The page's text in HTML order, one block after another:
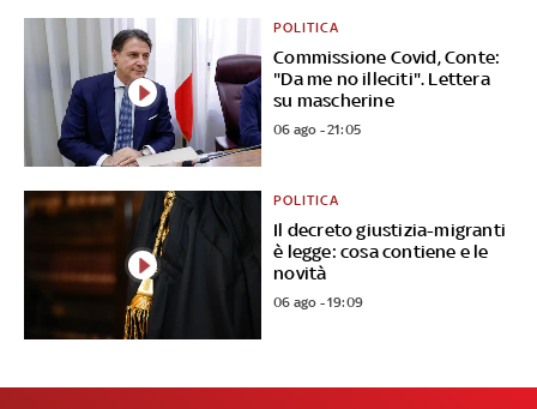
Commissione Covid, Conte:
"Da me no illeciti". Lettera
su mascherine
POLITICA
06 ago - 21:05
Il decreto giustizia-migranti
è legge: cosa contiene e le
novità
POLITICA
06 ago - 19:09